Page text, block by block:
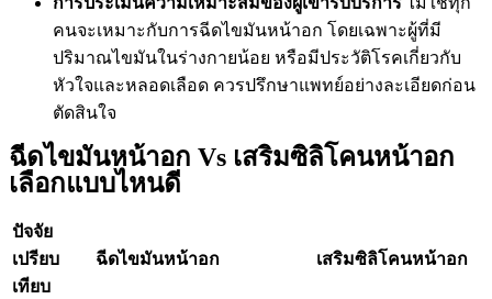
คนจะเหมาะกับการฉีดไขมันหน้าอก โดยเฉพาะผู้ที่มี
ปริมาณไขมันในร่างกายน้อย หรือมีประวัติโรคเกี่ยวกับ
หัวใจและหลอดเลือด ควรปรึกษาแพทย์อย่างละเอียดก่อน
ตัดสินใจ
ฉีดไขมันหน้าอก Vs เสริมซิลิโคนหน้าอก
เลือกแบบไหนดี​
ปัจจัย
เปรียบ
เทียบ
ฉีดไขมันหน้าอก เสริมซิลิโคนหน้าอก